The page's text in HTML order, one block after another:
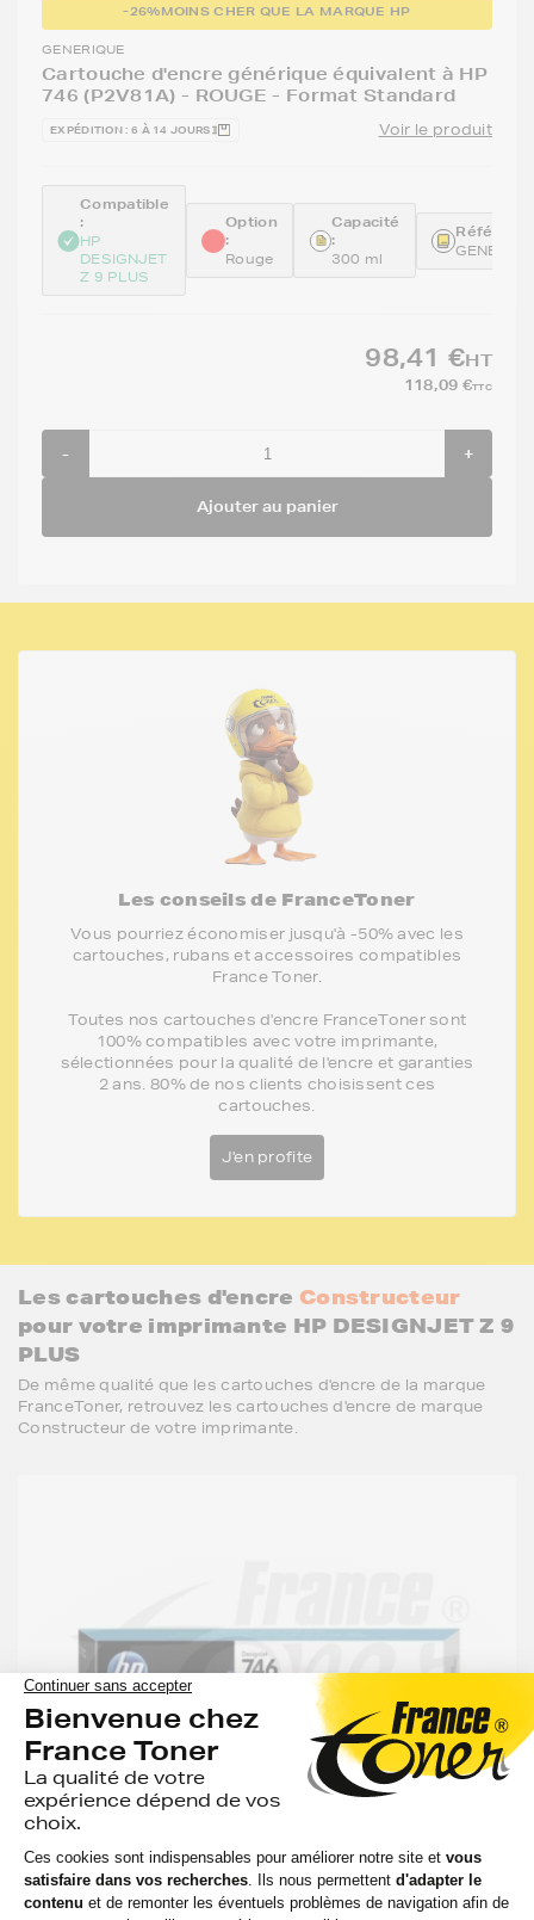
-26%MOINS CHER QUE LA MARQUE HP
GENERIQUE
Cartouche d'encre générique équivalent à HP
746 (P2V81A) - ROUGE - Format Standard
EXPÉDITION : 6 À 14 JOURS Voir le produit
Compatible
:
HP
DESIGNJET
Z 9 PLUS
Option
:
Rouge
Capacité
:
300 ml
98,41 €HT
118,09 €TTC
- +
Ajouter au panier
Les conseils de FranceToner
Vous pourriez économiser jusqu'à -50% avec les
cartouches, rubans et accessoires compatibles
France Toner.
Toutes nos cartouches d'encre FranceToner sont
100% compatibles avec votre imprimante,
sélectionnées pour la qualité de l'encre et garanties
2 ans. 80% de nos clients choisissent ces
cartouches.
J'en profite
Les cartouches d'encre Constructeur
pour votre imprimante HP DESIGNJET Z 9
PLUS
De même qualité que les cartouches d'encre de la marque
FranceToner, retrouvez les cartouches d'encre de marque
Constructeur de votre imprimante.